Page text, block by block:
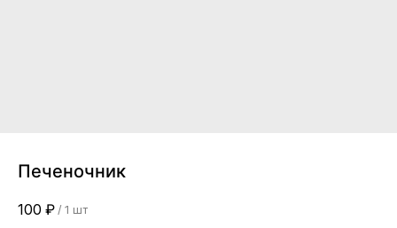
Печеночник
100 ₽ / 1 шт